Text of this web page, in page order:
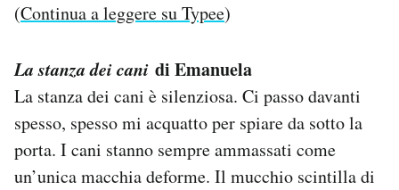
(Continua a leggere su Typee)
La stanza dei cani di Emanuela
La stanza dei cani è silenziosa. Ci passo davanti
spesso, spesso mi acquatto per spiare da sotto la
porta. I cani stanno sempre ammassati come
un’unica macchia deforme. Il mucchio scintilla di